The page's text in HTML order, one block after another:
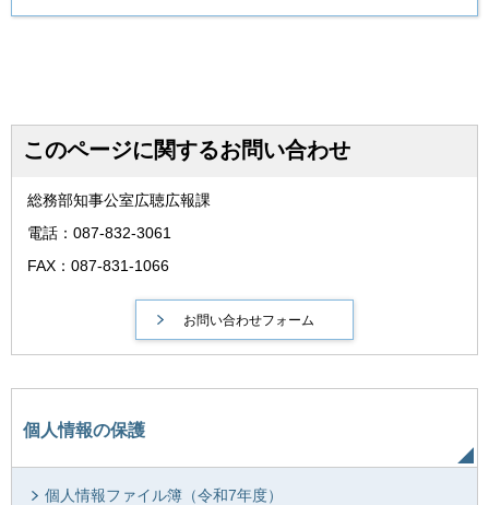
このページに関するお問い合わせ
総務部知事公室広聴広報課
電話：087-832-3061
FAX：087-831-1066
個人情報の保護
個人情報ファイル簿（令和7年度）